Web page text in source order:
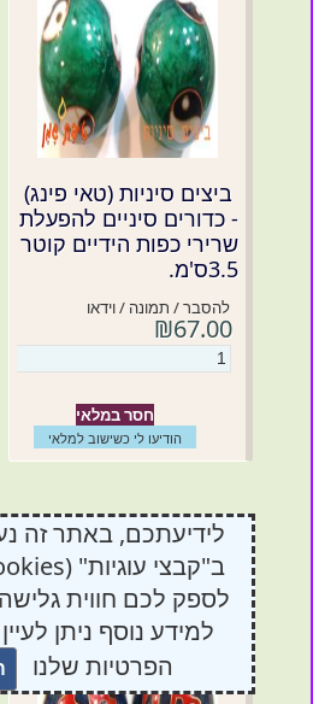
ביצים סיניות (טאי פינג)
- כדורים סיניים להפעלת
שרירי כפות הידיים קוטר
3.5ס'מ.
להסבר / תמונה / וידאו
₪67.00
חסר במלאי
הודיעו לי כשישוב למלאי
ביצים סיניות בצבע כחול
עיטור אותיות, קוטר 3.5ס'מ
לידיעתכם, באתר זה
לספק לכם חווית
למידע נוסף ניתן
הפרטיות שלנו